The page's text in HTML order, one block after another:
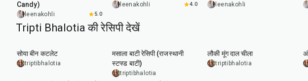
Candy)
leenakohli 5.0
leenakohli 4.0 leenakohli
Tripti Bhalotia की रेसिपी देखें
सोया बीन कटलेट
triptibhalotia
मसाला बाटी रेसिपी (राजस्थानी
स्टफ्ड बाटी)
triptibhalotia
लौकी मूंग दाल चीला
triptibhalotia